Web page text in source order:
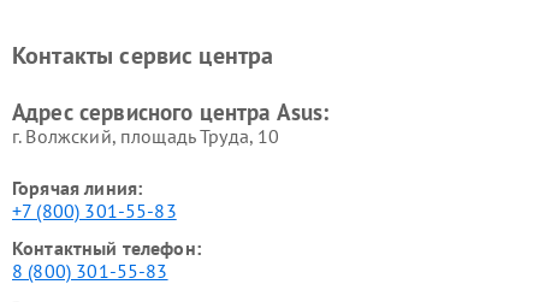
Контакты сервис центра
Адрес сервисного центра Asus:
г. Волжский, площадь Труда, 10
Горячая линия:
+7 (800) 301-55-83
Контактный телефон:
8 (800) 301-55-83